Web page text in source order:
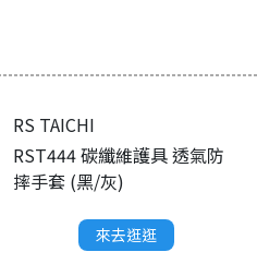
RS TAICHI
RST444 碳纖維護具 透氣防
摔手套 (黑/灰)
來去逛逛